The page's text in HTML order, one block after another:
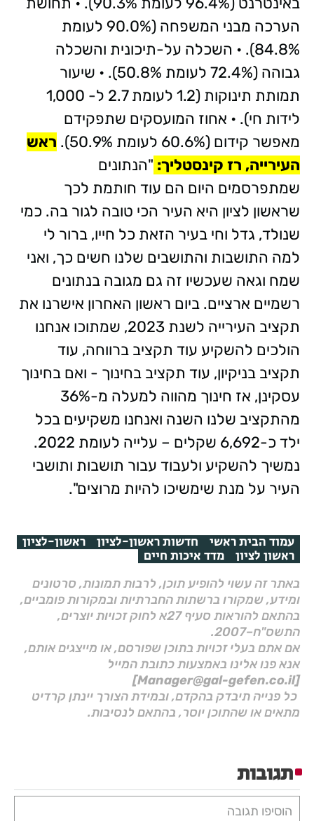
הערכה מבני המשפחה (90.0% לעומת
84.8%). • השכלה על-תיכונית והשכלה
גבוהה (72.4% לעומת 50.8%). • שיעור
תמותת תינוקות (1.2 לעומת 2.7 ל- 1,000
לידות חי). • אחוז המועסקים שתפקידם
מאפשר קידום (60.6% לעומת 50.9%).
ראש
העירייה, רז קינסטליך: "הנתונים
שמתפרסמים היום הם עוד חותמת לכך
שראשון לציון היא העיר הכי טובה לגור בה. כמי
שנולד, גדל וחי בעיר הזאת כל חייו, ברור לי
למה התושבות והתושבים שלנו חשים כך, ואני
שמח וגאה שעכשיו זה גם מגובה בנתונים
רשמיים ארציים. ביום ראשון האחרון אישרנו את
תקציב העירייה לשנת 2023, שמתוכו אנחנו
הולכים להשקיע עוד תקציב ברווחה, עוד
תקציב בניקיון, עוד תקציב בחינוך - ואם בחינוך
עסקינן, אז חינוך מהווה למעלה מ-36%
מהתקציב שלנו השנה ואנחנו משקיעים בכל
ילד כ-6,692 שקלים – עלייה לעומת 2022.
נמשיך להשקיע ולעבוד עבור תושבות ותושבי
העיר על מנת שימשיכו להיות מרוצים".
עמוד הבית ראשי חדשות ראשון-לציון ראשון-לציון
ראשון לציון מדד איכות חיים
באתר זה עשוי להופיע תוכן, לרבות תמונות, סרטונים
ומידע, שמקורו ברשתות החברתיות ובמקורות פומביים,
בהתאם להוראות סעיף 27א לחוק זכויות יוצרים,
התשס"ח–2007.
אם אתם בעלי זכויות בתוכן שפורסם, או מייצגים אותם,
אנא פנו אלינו באמצעות כתובת המייל
[Manager@gal-gefen.co.il]
כל פנייה תיבדק בהקדם, ובמידת הצורך יינתן קרדיט
מתאים או שהתוכן יוסר, בהתאם לנסיבות.
תגובות
הוסיפו תגובה